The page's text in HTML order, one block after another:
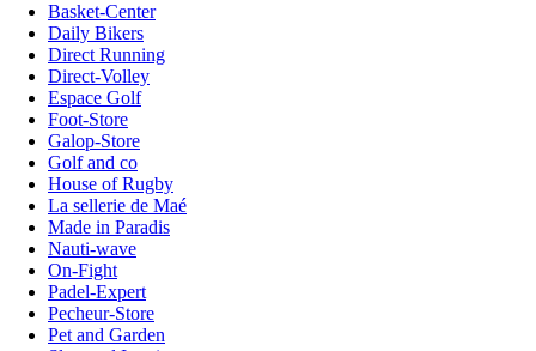
Basket-Center
Daily Bikers
Direct Running
Direct-Volley
Espace Golf
Foot-Store
Galop-Store
Golf and co
House of Rugby
La sellerie de Maé
Made in Paradis
Nauti-wave
On-Fight
Padel-Expert
Pecheur-Store
Pet and Garden